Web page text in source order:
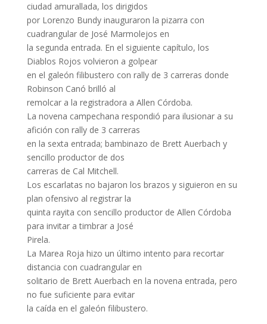
ciudad amurallada, los dirigidos
por Lorenzo Bundy inauguraron la pizarra con
cuadrangular de José Marmolejos en
la segunda entrada. En el siguiente capítulo, los
Diablos Rojos volvieron a golpear
en el galeón filibustero con rally de 3 carreras donde
Robinson Canó brilló al
remolcar a la registradora a Allen Córdoba.
La novena campechana respondió para ilusionar a su
afición con rally de 3 carreras
en la sexta entrada; bambinazo de Brett Auerbach y
sencillo productor de dos
carreras de Cal Mitchell.
Los escarlatas no bajaron los brazos y siguieron en su
plan ofensivo al registrar la
quinta rayita con sencillo productor de Allen Córdoba
para invitar a timbrar a José
Pirela.
La Marea Roja hizo un último intento para recortar
distancia con cuadrangular en
solitario de Brett Auerbach en la novena entrada, pero
no fue suficiente para evitar
la caída en el galeón filibustero.